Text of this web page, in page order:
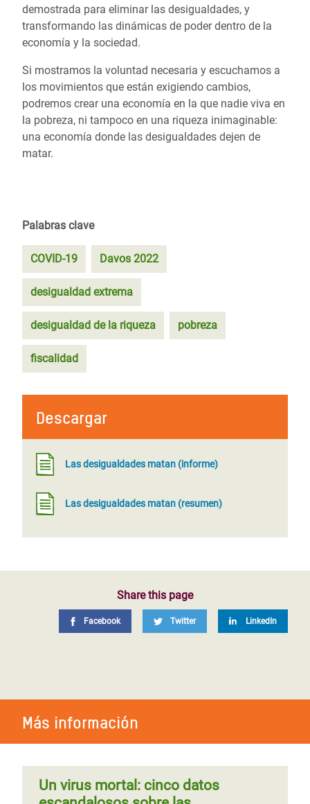
demostrada para eliminar las desigualdades, y
transformando las dinámicas de poder dentro de la
economía y la sociedad.
Si mostramos la voluntad necesaria y escuchamos a
los movimientos que están exigiendo cambios,
podremos crear una economía en la que nadie viva en
la pobreza, ni tampoco en una riqueza inimaginable:
una economía donde las desigualdades dejen de
matar.
Palabras clave
COVID-19 Davos 2022
desigualdad extrema
desigualdad de la riqueza pobreza
fiscalidad
Descargar
Las desigualdades matan (informe)
Las desigualdades matan (resumen)
Share this page
Facebook Twitter LinkedIn
Más información
Un virus mortal: cinco datos